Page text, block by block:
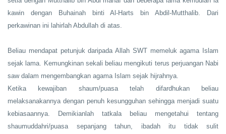
kawin dengan Buhainah binti Al-Harts bin Abdil-Mutthalib. Dari
perkawinan ini lahirlah Abdullah di atas.
Beliau mendapat petunjuk daripada Allah SWT memeluk agama Islam
sejak lama. Kemungkinan sekali beliau mengikuti terus perjuangan Nabi
saw dalam mengembangkan agama Islam sejak hijrahnya.
Ketika kewajiban shaum/puasa telah difardhukan beliau
melaksanakannya dengan penuh kesungguhan sehingga menjadi suatu
kebiasaannya. Demikianlah tatkala beliau mengetahui tentang
shaumuddahri/puasa sepanjang tahun, ibadah itu tidak sulit